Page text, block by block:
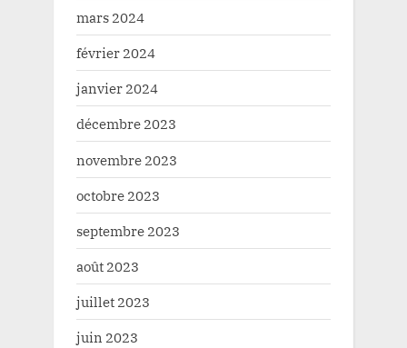
mars 2024
février 2024
janvier 2024
décembre 2023
novembre 2023
octobre 2023
septembre 2023
août 2023
juillet 2023
juin 2023